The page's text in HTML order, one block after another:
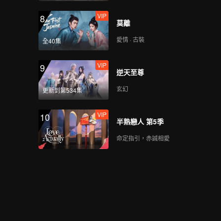
8
全40集
VIP
莫離
愛情 · 古裝
9
更新到第534集
VIP
逆天至尊
玄幻
10 VIP
半熟戀人 第5季
命定指引，赤誠相愛